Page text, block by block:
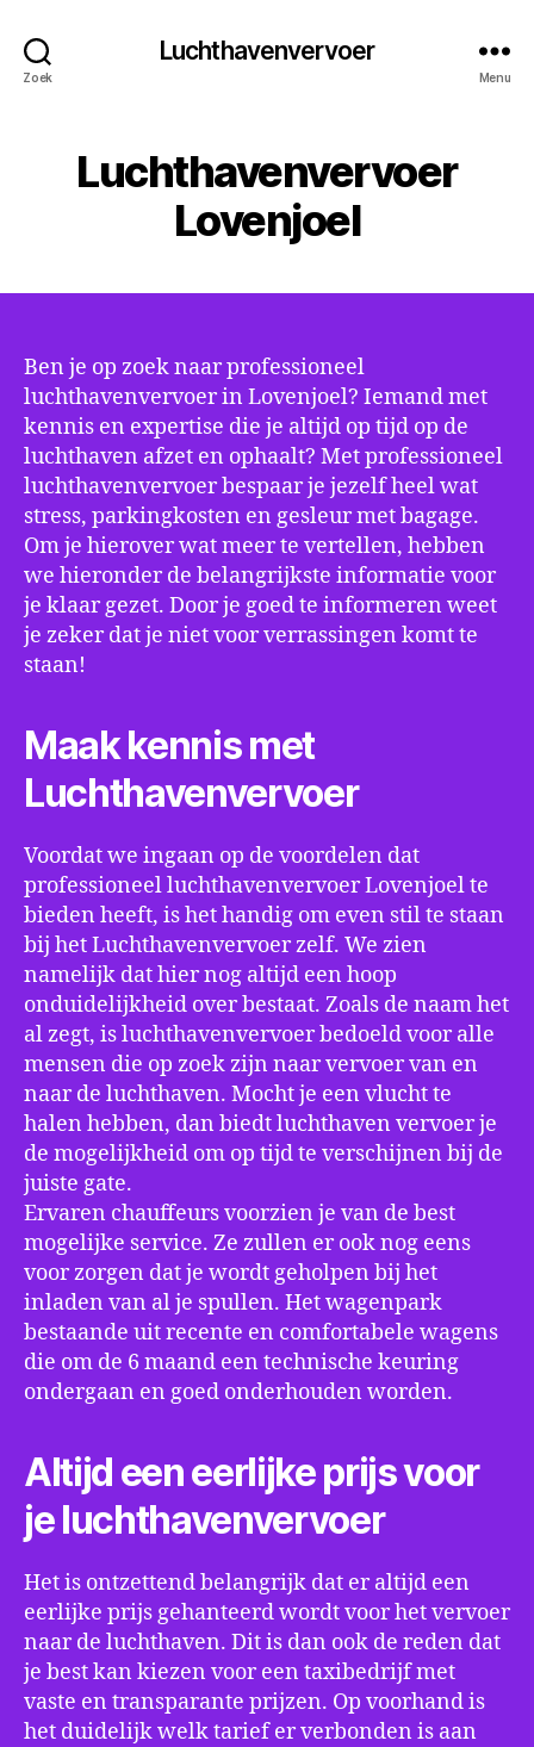
Zoek
Luchthavenvervoer
Menu
Luchthavenvervoer
Lovenjoel
Ben je op zoek naar professioneel
luchthavenvervoer in Lovenjoel? Iemand met
kennis en expertise die je altijd op tijd op de
luchthaven afzet en ophaalt? Met professioneel
luchthavenvervoer bespaar je jezelf heel wat
stress, parkingkosten en gesleur met bagage.
Om je hierover wat meer te vertellen, hebben
we hieronder de belangrijkste informatie voor
je klaar gezet. Door je goed te informeren weet
je zeker dat je niet voor verrassingen komt te
staan!
Maak kennis met
Luchthavenvervoer
Voordat we ingaan op de voordelen dat
professioneel luchthavenvervoer Lovenjoel te
bieden heeft, is het handig om even stil te staan
bij het Luchthavenvervoer zelf. We zien
namelijk dat hier nog altijd een hoop
onduidelijkheid over bestaat. Zoals de naam het
al zegt, is luchthavenvervoer bedoeld voor alle
mensen die op zoek zijn naar vervoer van en
naar de luchthaven. Mocht je een vlucht te
halen hebben, dan biedt luchthaven vervoer je
de mogelijkheid om op tijd te verschijnen bij de
juiste gate.
Ervaren chauffeurs voorzien je van de best
mogelijke service. Ze zullen er ook nog eens
voor zorgen dat je wordt geholpen bij het
inladen van al je spullen. Het wagenpark
bestaande uit recente en comfortabele wagens
die om de 6 maand een technische keuring
ondergaan en goed onderhouden worden.
Altijd een eerlijke prijs voor
je luchthavenvervoer
Het is ontzettend belangrijk dat er altijd een
eerlijke prijs gehanteerd wordt voor het vervoer
naar de luchthaven. Dit is dan ook de reden dat
je best kan kiezen voor een taxibedrijf met
vaste en transparante prijzen. Op voorhand is
het duidelijk welk tarief er verbonden is aan